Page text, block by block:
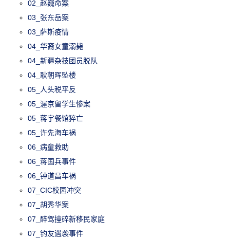
02_赵巍命案
03_张东岳案
03_萨斯疫情
04_华裔女童溺毙
04_新疆杂技团员脱队
04_耿朝晖坠楼
05_人头税平反
05_渥京留学生惨案
05_蒋宇餐馆猝亡
05_许先海车祸
06_病童救助
06_蒋国兵事件
06_钟道昌车祸
07_CIC校园冲突
07_胡秀华案
07_醉驾撞碎新移民家庭
07_钓友遇袭事件